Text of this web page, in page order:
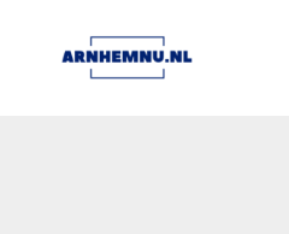
arnhemnu.nl